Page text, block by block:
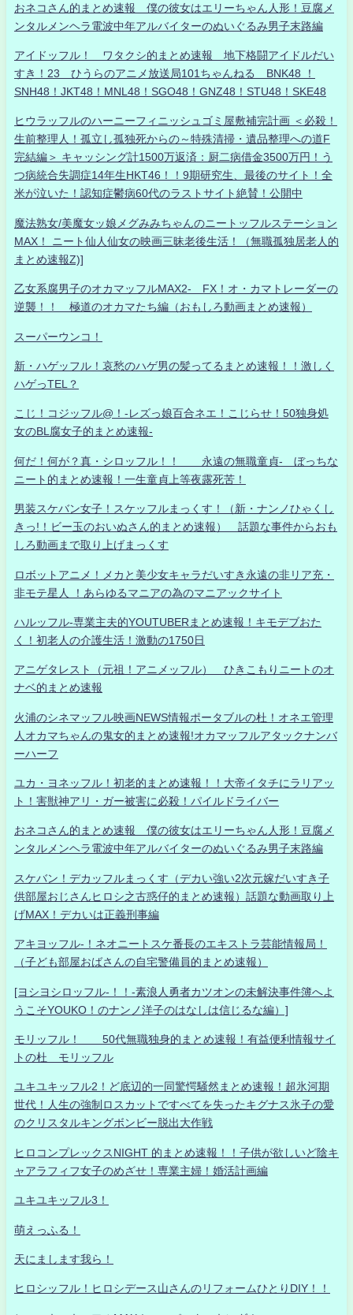
おネコさん的まとめ速報 僕の彼女はエリーちゃん人形！豆腐メ
ンタルメンヘラ電波中年アルバイターのぬいぐるみ男子末路編
アイドッフル！ ワタクシ的まとめ速報 地下格闘アイドルだい
すき！23 ひうらのアニメ放送局101ちゃんねる BNK48 ！
SNH48！JKT48！MNL48！SGO48！GNZ48！STU48！SKE48
ヒウラッフルのハーニーフィニッシュゴミ屋敷補完計画 ＜必殺！
生前整理人！孤立し孤独死からの～特殊清掃・遺品整理への道F
完結編＞ キャッシング計1500万返済：厨二病借金3500万円！う
つ病統合失調症14年生HKT46！！9期研究生、最後のサイト！全
米が泣いた！認知症鬱病60代のラストサイト絶賛！公開中
魔法熟女/美魔女ッ娘メグみみちゃんのニートッフルステーション
MAX！ ニート仙人仙女の映画三昧老後生活！（無職孤独居老人的
まとめ速報Z)]
乙女系腐男子のオカマッフルMAX2- FX！オ・カマトレーダーの
逆襲！！ 極道のオカマたち編（おもしろ動画まとめ速報）
スーパーウンコ！
新・ハゲッフル！哀愁のハゲ男の髪ってるまとめ速報！！激しく
ハゲっTEL？
こじ！コジッフル@！-レズっ娘百合ネエ！こじらせ！50独身処
女のBL腐女子的まとめ速報-
何だ！何が？真・シロッフル！！ 永遠の無職童貞- ぼっちな
ニート的まとめ速報！一生童貞上等夜露死苦！
男装スケバン女子！スケッフルまっくす！（新・ナンノひゃくし
きっ!！ビー玉のおいぬさん的まとめ速報） 話題な事件からおも
しろ動画まで取り上げまっくす
ロボットアニメ！メカと美少女キャラだいすき永遠の非リア充・
非モテ星人 ！あらゆるマニアの為のマニアックサイト
ハルッフル-専業主夫的YOUTUBERまとめ速報！キモデブおた
く！初老人の介護生活！激動の1750日
アニゲタレスト（元祖！アニメッフル） ひきこもりニートのオ
ナベ的まとめ速報
火浦のシネマッフル映画NEWS情報ポータブルの杜！オネエ管理
人オカマちゃんの鬼女的まとめ速報!オカマッフルアタックナンバ
ーハーフ
ユカ・ヨネッフル！初老的まとめ速報！！大帝イタチにラリアッ
ト！害獣神アリ・ガー被害に必殺！パイルドライバー
おネコさん的まとめ速報 僕の彼女はエリーちゃん人形！豆腐メ
ンタルメンヘラ電波中年アルバイターのぬいぐるみ男子末路編
スケバン！デカッフルまっくす（デカい強い2次元嫁だいすき子
供部屋おじさんヒロシ之古惑仔的まとめ速報）話題な動画取り上
げMAX！デカいは正義刑事編
アキヨッフル-！ネオニートスケ番長のエキストラ芸能情報局！
（子ども部屋おばさんの自宅警備員的まとめ速報）
[ヨシヨシロッフル-！！-素浪人勇者カツオンの未解決事件簿へよ
うこそYOUKO！のナンノ洋子のはなしは信じるな編）]
モリッフル！ 50代無職独身的まとめ速報！有益便利情報サイ
トの杜 モリッフル
ユキユキッフル2！ど底辺的一同驚愕騒然まとめ速報！超氷河期
世代！人生の強制ロスカットですべてを失ったキグナス氷子の愛
のクリスタルキングボンビー脱出大作戦
ヒロコンプレックスNIGHT 的まとめ速報！！子供が欲しいど陰キ
ャアラフィフ女子のめざせ！専業主婦！婚活計画編
ユキユキッフル3！
萌えっふる！
天にまします我ら！
ヒロシッフル！ヒロシデース山さんのリフォームひとりDIY！！